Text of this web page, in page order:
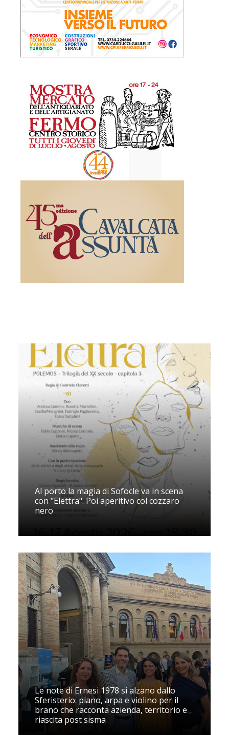
Al porto la magia di Sofocle va in scena
con "Elettra". Poi aperitivo col cozzaro
nero
Le note di Ernesi 1978 si alzano dallo
Sferisterio: piano, arpa e violino per il
brano che racconta azienda, territorio e
riascita post sisma